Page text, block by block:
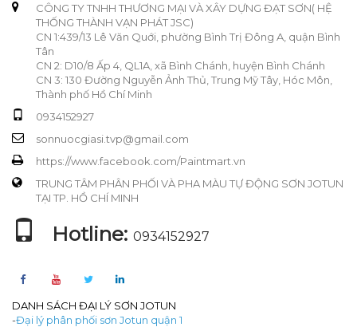
CÔNG TY TNHH THƯƠNG MẠI VÀ XÂY DỰNG ĐẠT SƠN( HỆ
THỐNG THÀNH VẠN PHÁT JSC)
CN 1:439/13 Lê Văn Quới, phường Bình Trị Đông A, quận Bình
Tân
CN 2: D10/8 Ấp 4, QL1A, xã Bình Chánh, huyện Bình Chánh
CN 3: 130 Đường Nguyễn Ảnh Thủ, Trung Mỹ Tây, Hóc Môn,
Thành phố Hồ Chí Minh
0934152927
sonnuocgiasi.tvp@gmail.com
https://www.facebook.com/Paintmart.vn
TRUNG TÂM PHÂN PHỐI VÀ PHA MÀU TỰ ĐỘNG SƠN JOTUN
TẠI TP. HỒ CHÍ MINH
Hotline: 0934152927
DANH SÁCH ĐẠI LÝ SƠN JOTUN
-Đại lý phân phối sơn Jotun quận 1